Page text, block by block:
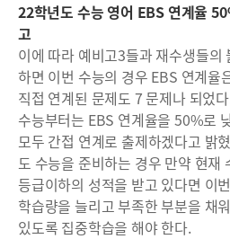
22학년도 수능 영어 EBS 연계율
고
이에 따라 예비고3들과 재수생들의
하면 이번 수능의 경우 EBS 연계율
직접 연계된 문제도 7 문제나 되었
수능부터는 EBS 연계율을 50%로
모두 간접 연계로 출제하겠다고 밝
도 수능을 준비하는 경우 만약 현재
등급이하의 성적을 받고 있다면 이
학습량을 늘리고 부족한 부분을 채
있도록 집중학습을 해야 한다.